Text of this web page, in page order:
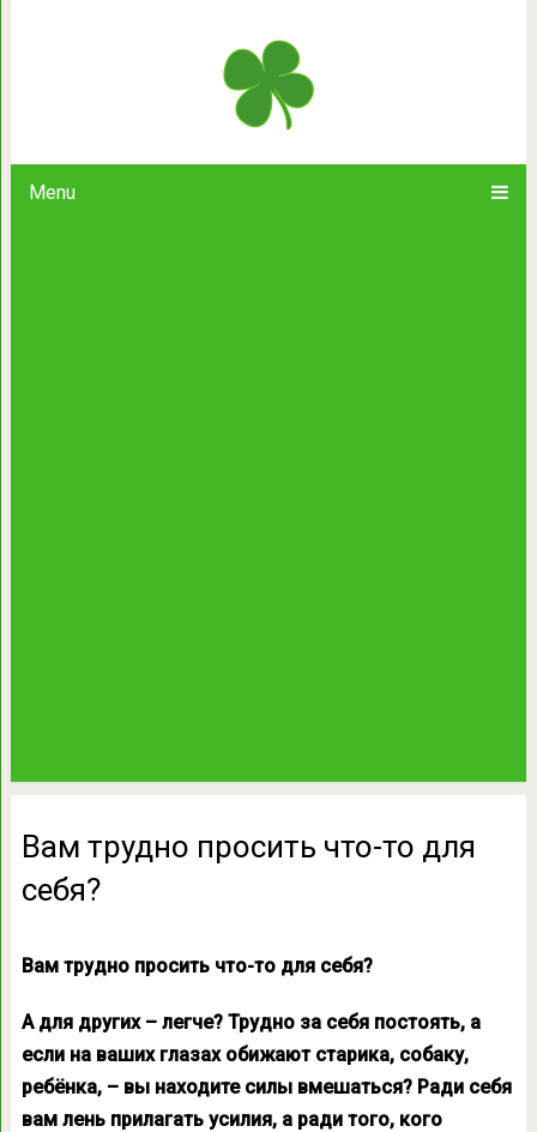
Menu
Вам трудно просить
Вам трудно просить что-то для
себя?
Вам трудно просить что-то для себя?
А для других – легче? Трудно за себя постоять, а
если на ваших глазах обижают старика, собаку,
ребёнка, – вы находите силы вмешаться? Ради себя
вам лень прилагать усилия, а ради того, кого